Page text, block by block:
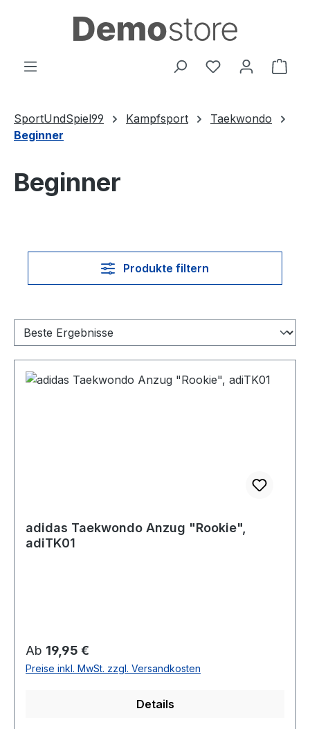
Zum Hauptinhalt springen
Du hast 0
SportUndSpiel99 Kampfsport
Taekwondo
Beginner
Beginner
Produkte filtern
adidas Taekwondo Anzug "Rookie",
adiTK01
Regulärer Preis:
Ab 19,95 €
Preise inkl. MwSt. zzgl. Versandkosten
Details